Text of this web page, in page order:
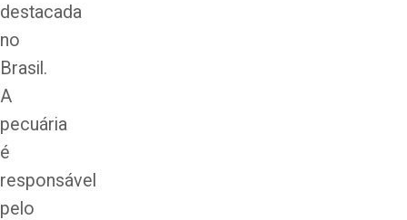
destacada
no
Brasil.
A
pecuária
é
responsável
pelo